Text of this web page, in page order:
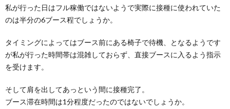
私が行った日はフル稼働ではないようで実際に接種に使われていた
のは半分の6ブース程でしょうか。
タイミングによってはブース前にある椅子で待機、となるようです
が私が行った時間帯は混雑しておらず、直接ブースに入るよう指示
を受けます。
そして肩を出してあっという間に接種完了。
ブース滞在時間は1分程度だったのではないでしょうか。